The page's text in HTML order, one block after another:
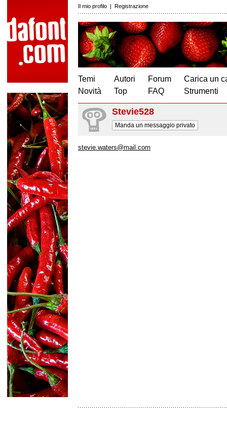
Il mio profilo | Registrazione
Temi
Novità
Autori
Top
Forum
FAQ
Carica un
Strumenti
Stevie528
Manda un messaggio privato
stevie.waters@mail.com